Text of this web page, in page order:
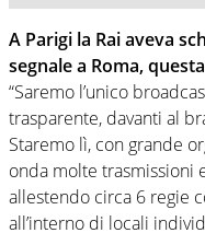
A Parigi la Rai aveva
segnale a Roma,
“Saremo l’unico
trasparente, davanti al
Staremo lì, con grande
onda molte trasmissioni
allestendo circa 6 regie
all’interno di locali